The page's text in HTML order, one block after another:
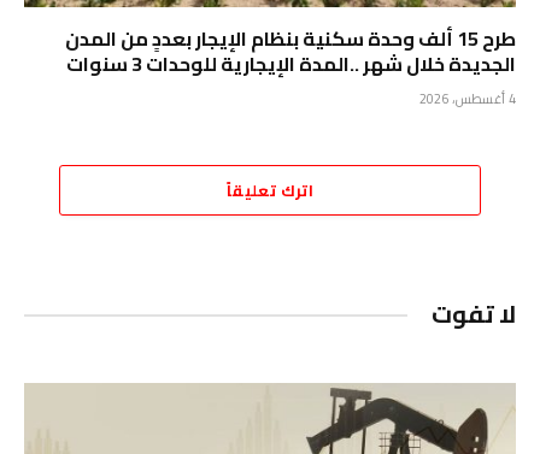
طرح 15 ألف وحدة سكنية بنظام الإيجار بعددٍ من المدن
الجديدة خلال شهر ..المدة الإيجارية للوحدات 3 سنوات
4 أغسطس، 2026
اترك تعليقاً
لا تفوت